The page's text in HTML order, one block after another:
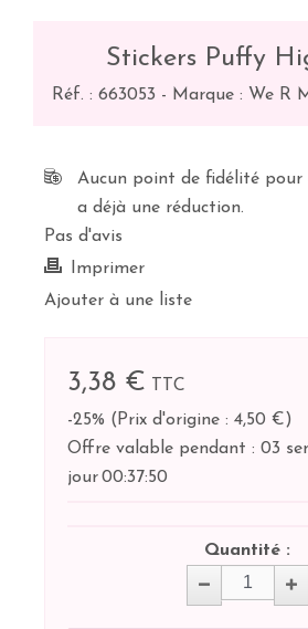
Stickers Puffy
Réf. : 663053 - Marque : We R
Aucun point de fidélité
a déjà une réduction.
Pas d'avis
Imprimer
Ajouter à une liste
3,38 €
TTC
-25% ( Prix d'origine : 4,50 €)
Offre valable pendant : 03
jour00:37:50
Quantité :